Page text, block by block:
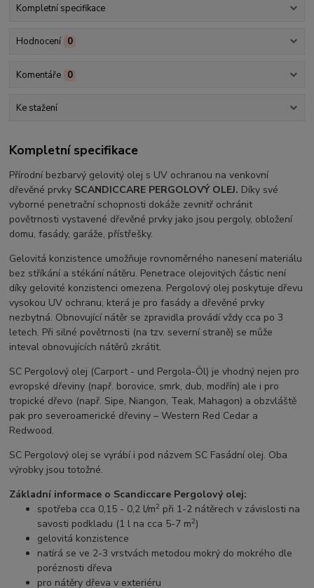
Kompletní specifikace
Hodnocení 0
Komentáře 0
Ke stažení
Kompletní specifikace
Přírodní bezbarvý gelovitý olej s UV ochranou na venkovní
dřevěné prvky SCANDICCARE PERGOLOVÝ OLEJ. Díky své
vyborné penetrační schopnosti dokáže zevnitř ochránit
povětrnosti vystavené dřevěné prvky jako jsou pergoly, obložení
domu, fasády, garáže, přístřešky.
Gelovitá konzistence umožňuje rovnoměrného nanesení materiálu
bez stříkání a stékání nátěru. Penetrace olejovitých částic není
díky gelovité konzistenci omezena. Pergolový olej poskytuje dřevu
vysokou UV ochranu, která je pro fasády a dřevěné prvky
nezbytná. Obnovující nátěr se zpravidla provádí vždy cca po 3
letech. Při silné povětrnosti (na tzv. severní straně) se může
inteval obnovujících nátěrů zkrátit.
SC Pergolový olej (Carport - und Pergola-Öl) je vhodný nejen pro
evropské dřeviny (např. borovice, smrk, dub, modřín) ale i pro
tropické dřevo (např. Sipe, Niangon, Teak, Mahagon) a obzvláště
pak pro severoamerické dřeviny – Western Red Cedar a
Redwood.
SC Pergolový olej se vyrábí i pod názvem SC Fasádní olej. Oba
výrobky jsou totožné.
Základní informace o Scandiccare Pergolový olej:
spotřeba cca 0,15 - 0,2 l/m2 při 1-2 nátěrech v závislosti na
savosti podkladu (1 l na cca 5-7 m2)
gelovitá konzistence
natírá se ve 2-3 vrstvách metodou mokrý do mokrého dle
poréznosti dřeva
pro nátěry dřeva v exteriéru